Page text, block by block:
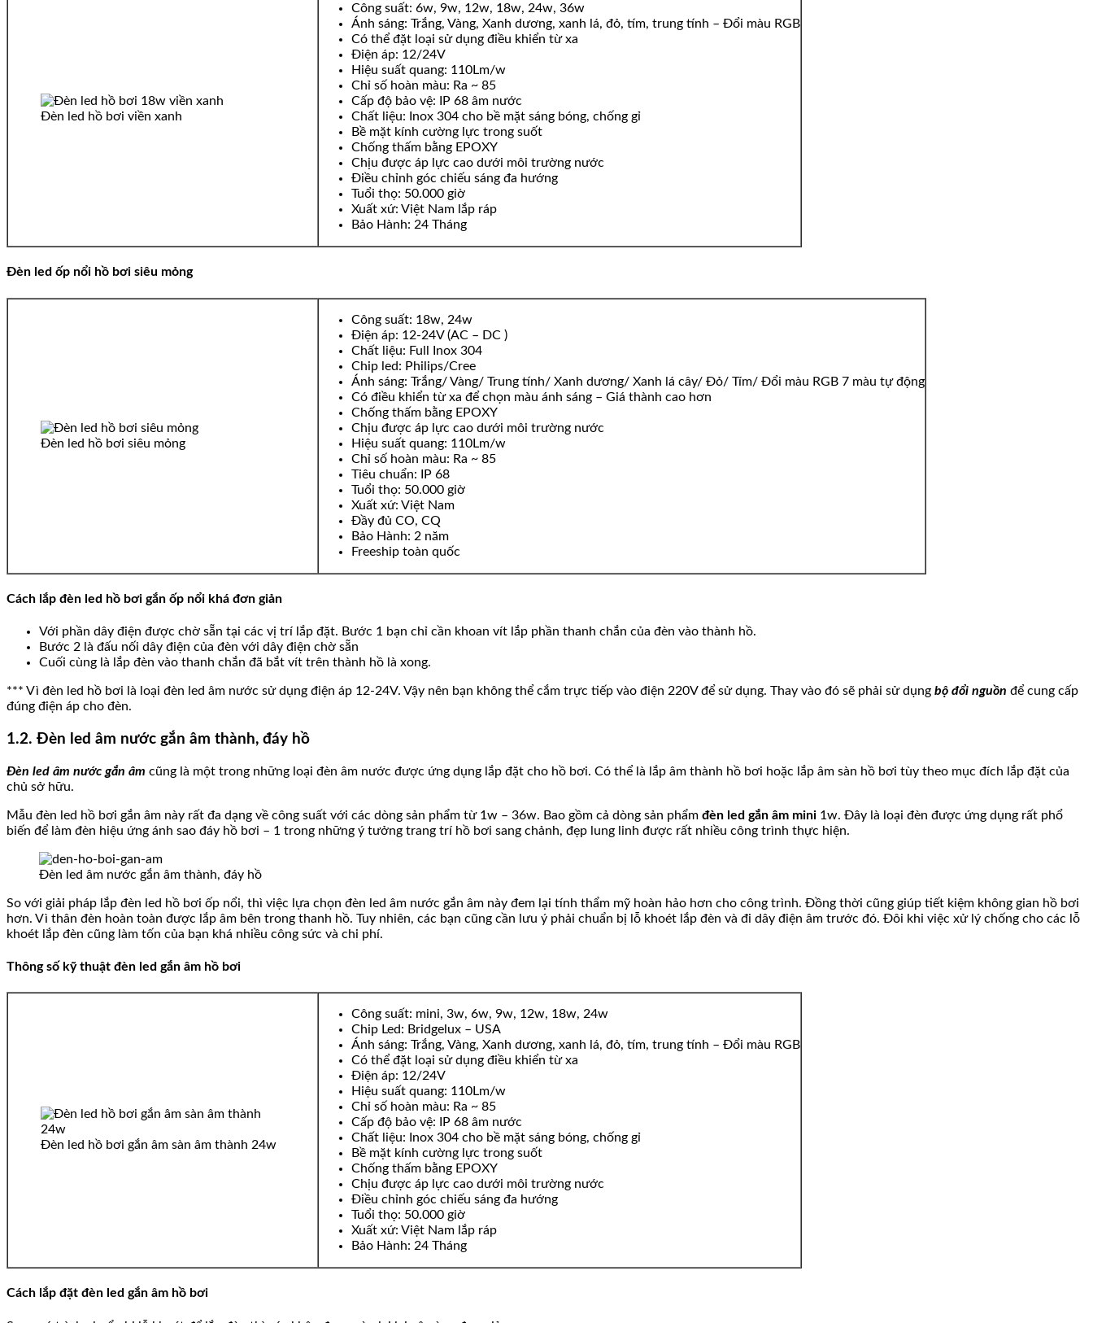
Đèn led hồ bơi viền xanh
Công suất: 6w, 9w, 12w, 18w, 24w, 36w
Ánh sáng: Trắng, Vàng, Xanh dương, xanh lá, đỏ, tím, trung tính – Đổi màu RGB
Có thể đặt loại sử dụng điều khiển từ xa
Điện áp: 12/24V
Hiệu suất quang: 110Lm/w
Chỉ số hoàn màu: Ra ~ 85
Cấp độ bảo vệ: IP 68 âm nước
Chất liệu: Inox 304 cho bề mặt sáng bóng, chống gỉ
Bề mặt kính cường lực trong suốt
Chống thấm bằng EPOXY
Chịu được áp lực cao dưới môi trường nước
Điều chỉnh góc chiếu sáng đa hướng
Tuổi thọ: 50.000 giờ
Xuất xứ: Việt Nam lắp ráp
Bảo Hành: 24 Tháng
Đèn led ốp nổi hồ bơi siêu mỏng
Đèn led hồ bơi siêu mỏng
Công suất: 18w, 24w
Điện áp: 12-24V (AC – DC )
Chất liệu: Full Inox 304
Chip led: Philips/Cree
Ánh sáng: Trắng/ Vàng/ Trung tính/ Xanh dương/ Xanh lá cây/ Đỏ/ Tím/ Đổi màu RGB 7 màu tự động
Có điều khiển từ xa để chọn màu ánh sáng – Giá thành cao hơn
Chống thấm bằng EPOXY
Chịu được áp lực cao dưới môi trường nước
Hiệu suất quang: 110Lm/w
Chỉ số hoàn màu: Ra ~ 85
Tiêu chuẩn: IP 68
Tuổi thọ: 50.000 giờ
Xuất xứ: Việt Nam
Đầy đủ CO, CQ
Bảo Hành: 2 năm
Freeship toàn quốc
Cách lắp đèn led hồ bơi gắn ốp nổi khá đơn giản
Với phần dây điện được chờ sẵn tại các vị trí lắp đặt. Bước 1 bạn chỉ cần khoan vít lắp phần thanh chắn của đèn vào thành hồ.
Bước 2 là đấu nối dây điện của đèn với dây điện chờ sẵn
Cuối cùng là lắp đèn vào thanh chắn đã bắt vít trên thành hồ là xong.
*** Vì đèn led hồ bơi là loại đèn led âm nước sử dụng điện áp 12-24V. Vậy nên bạn không thể cắm trực tiếp vào điện 220V để sử dụng. Thay vào đó sẽ phải sử dụng bộ đổi nguồn để cung cấp
đúng điện áp cho đèn.
1.2. Đèn led âm nước gắn âm thành, đáy hồ
Đèn led âm nước gắn âm cũng là một trong những loại đèn âm nước được ứng dụng lắp đặt cho hồ bơi. Có thể là lắp âm thành hồ bơi hoặc lắp âm sàn hồ bơi tùy theo mục đích lắp đặt của
chủ sở hữu.
Mẫu đèn led hồ bơi gắn âm này rất đa dạng về công suất với các dòng sản phẩm từ 1w – 36w. Bao gồm cả dòng sản phẩm đèn led gắn âm mini 1w. Đây là loại đèn được ứng dụng rất phổ
biến để làm đèn hiệu ứng ánh sao đáy hồ bơi – 1 trong những ý tưởng trang trí hồ bơi sang chảnh, đẹp lung linh được rất nhiều công trình thực hiện.
Đèn led âm nước gắn âm thành, đáy hồ
So với giải pháp lắp đèn led hồ bơi ốp nổi, thì việc lựa chọn đèn led âm nước gắn âm này đem lại tính thẩm mỹ hoàn hảo hơn cho công trình. Đồng thời cũng giúp tiết kiệm không gian hồ bơi
hơn. Vì thân đèn hoàn toàn được lắp âm bên trong thanh hồ. Tuy nhiên, các bạn cũng cần lưu ý phải chuẩn bị lỗ khoét lắp đèn và đi dây điện âm trước đó. Đôi khi việc xử lý chống cho các lỗ
khoét lắp đèn cũng làm tốn của bạn khá nhiều công sức và chi phí.
Thông số kỹ thuật đèn led gắn âm hồ bơi
Đèn led hồ bơi gắn âm sàn âm thành 24w
Công suất: mini, 3w, 6w, 9w, 12w, 18w, 24w
Chip Led: Bridgelux – USA
Ánh sáng: Trắng, Vàng, Xanh dương, xanh lá, đỏ, tím, trung tính – Đổi màu RGB
Có thể đặt loại sử dụng điều khiển từ xa
Điện áp: 12/24V
Hiệu suất quang: 110Lm/w
Chỉ số hoàn màu: Ra ~ 85
Cấp độ bảo vệ: IP 68 âm nước
Chất liệu: Inox 304 cho bề mặt sáng bóng, chống gỉ
Bề mặt kính cường lực trong suốt
Chống thấm bằng EPOXY
Chịu được áp lực cao dưới môi trường nước
Điều chỉnh góc chiếu sáng đa hướng
Tuổi thọ: 50.000 giờ
Xuất xứ: Việt Nam lắp ráp
Bảo Hành: 24 Tháng
Cách lắp đặt đèn led gắn âm hồ bơi